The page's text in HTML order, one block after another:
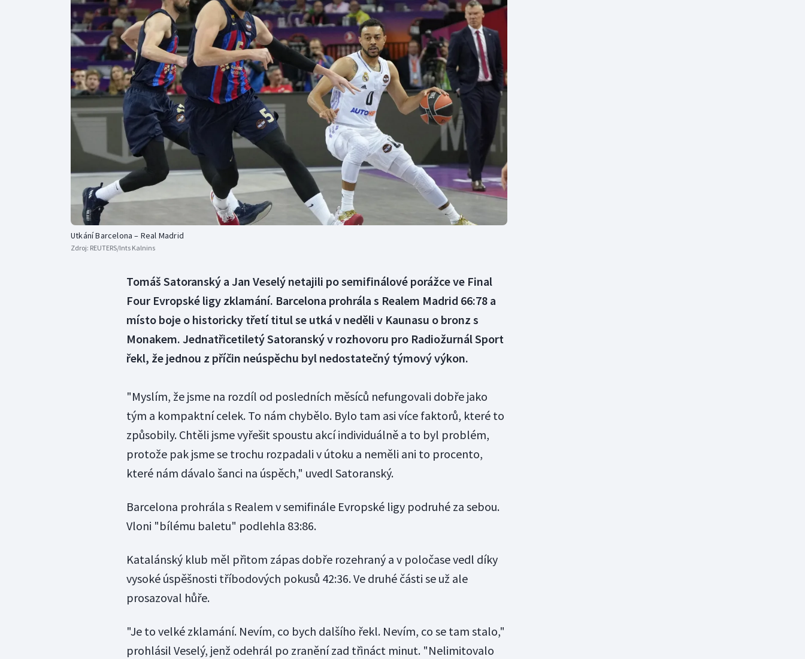
Curling
Dostihy
Florbal
Futsal
Golf
Gymnastika
Moderní pětiboj
Motorsport
Olympijské hry
Parasport
Plavání
Plážový volejbal
Triatlon
Veslování
Vodní slalom
Volejbal
Ostatní
Utkání Barcelona – Real Madrid
Zdroj: REUTERS/Ints Kalnins
Tomáš Satoranský a Jan Veselý netajili po semifinálové porážce ve Final
Four Evropské ligy zklamání. Barcelona prohrála s Realem Madrid 66:78 a
místo boje o historicky třetí titul se utká v neděli v Kaunasu o bronz s
Monakem. Jednatřicetiletý Satoranský v rozhovoru pro Radiožurnál Sport
řekl, že jednou z příčin neúspěchu byl nedostatečný týmový výkon.
"Myslím, že jsme na rozdíl od posledních měsíců nefungovali dobře jako
tým a kompaktní celek. To nám chybělo. Bylo tam asi více faktorů, které to
způsobily. Chtěli jsme vyřešit spoustu akcí individuálně a to byl problém,
protože pak jsme se trochu rozpadali v útoku a neměli ani to procento,
které nám dávalo šanci na úspěch," uvedl Satoranský.
Barcelona prohrála s Realem v semifinále Evropské ligy podruhé za sebou.
Vloni "bílému baletu" podlehla 83:86.
Katalánský klub měl přitom zápas dobře rozehraný a v poločase vedl díky
vysoké úspěšnosti tříbodových pokusů 42:36. Ve druhé části se už ale
prosazoval hůře.
"Je to velké zklamání. Nevím, co bych dalšího řekl. Nevím, co se tam stalo,"
prohlásil Veselý, jenž odehrál po zranění zad třináct minut. "Nelimitovalo